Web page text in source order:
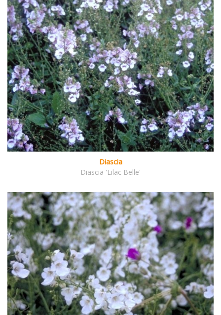
Diascia
Diascia 'Lilac Belle'